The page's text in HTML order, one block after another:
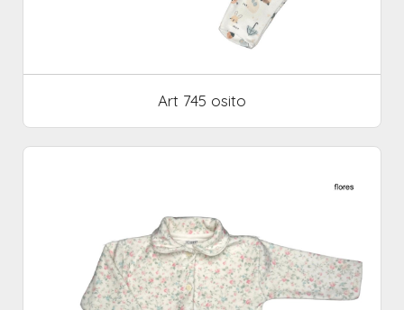
Art 745 osito